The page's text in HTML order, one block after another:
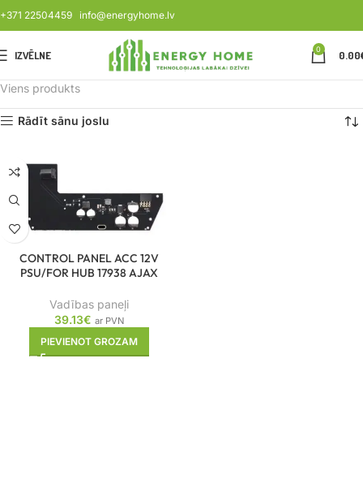
+371 22504459 info@energyhome.lv
IZVĒLNE 0 0.00
Viens produkts
Rādīt sānu joslu
CONTROL PANEL ACC 12V
PSU/FOR HUB 17938 AJAX
Vadības paneļi
39.13€ ar PVN
PIEVIENOT GROZAM